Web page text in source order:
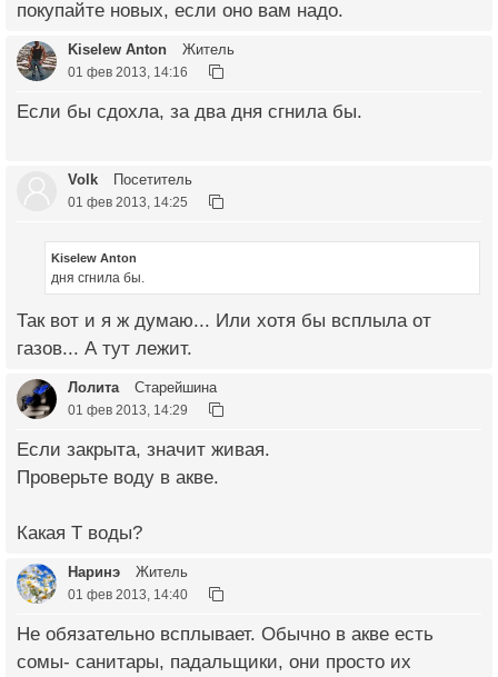
покупайте новых, если оно вам надо.
Kiselew Anton Житель
01 фев 2013, 14:16
Если бы сдохла, за два дня сгнила бы.
Volk Посетитель
01 фев 2013, 14:25
Kiselew Anton
дня сгнила бы.
Так вот и я ж думаю... Или хотя бы всплыла от
газов... А тут лежит.
Лолита Старейшина
01 фев 2013, 14:29
Если закрыта, значит живая.
Проверьте воду в акве.
Какая Т воды?
Наринэ Житель
01 фев 2013, 14:40
Не обязательно всплывает. Обычно в акве есть
сомы- санитары, падальщики, они просто их